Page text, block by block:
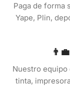
Paga de forma
Yape, Plin,
Nuestro equipo
tinta,